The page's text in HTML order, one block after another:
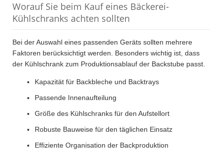
Worauf Sie beim Kauf eines Bäckerei-
Kühlschranks achten sollten
Bei der Auswahl eines passenden Geräts sollten mehrere
Faktoren berücksichtigt werden. Besonders wichtig ist, dass
der Kühlschrank zum Produktionsablauf der Backstube passt.
Kapazität für Backbleche und Backtrays
Passende Innenaufteilung
Größe des Kühlschranks für den Aufstellort
Robuste Bauweise für den täglichen Einsatz
Effiziente Organisation der Backproduktion